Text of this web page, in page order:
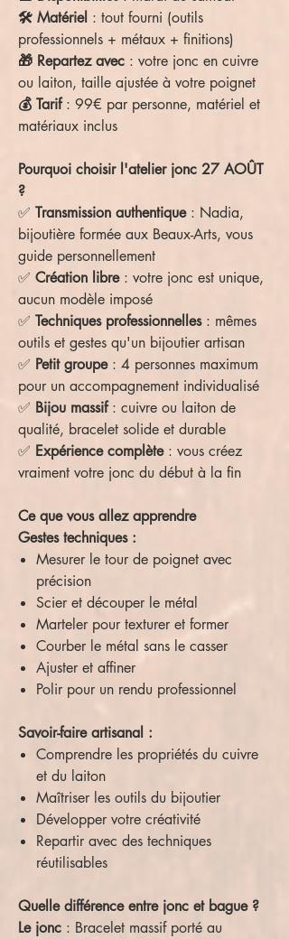
🛠️ Matériel : tout fourni (outils
professionnels + métaux + finitions)
🎁 Repartez avec : votre jonc en cuivre
ou laiton, taille ajustée à votre poignet
💰 Tarif: 99€ par personne, matériel et
matériaux inclus
Pourquoi choisir l'atelier jonc 27 AOÛT
?
✅ Transmission authentique: Nadia,
bijoutière formée aux Beaux-Arts, vous
guide personnellement
✅ Création libre: votre jonc est unique,
aucun modèle imposé
✅ Techniques professionnelles: mêmes
outils et gestes qu'un bijoutier artisan
✅ Petit groupe: 4 personnes maximum
pour un accompagnement individualisé
✅ Bijou massif: cuivre ou laiton de
qualité, bracelet solide et durable
✅ Expérience complète: vous créez
vraiment votre jonc du début à la fin
Ce que vous allez apprendre
Gestes techniques :
Mesurer le tour de poignet avec
précision
Scier et découper le métal
Marteler pour texturer et former
Courber le métal sans le casser
Ajuster et affiner
Polir pour un rendu professionnel
Savoir-faire artisanal :
Comprendre les propriétés du cuivre
et du laiton
Maîtriser les outils du bijoutier
Développer votre créativité
Repartir avec des techniques
réutilisables
Quelle différence entre jonc et bague ?
Le jonc : Bracelet massif porté au